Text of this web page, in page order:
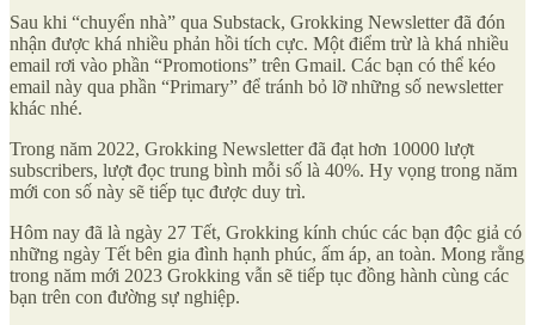
Sau khi “chuyển nhà” qua Substack, Grokking Newsletter đã đón
nhận được khá nhiều phản hồi tích cực. Một điểm trừ là khá nhiều
email rơi vào phần “Promotions” trên Gmail. Các bạn có thể kéo
email này qua phần “Primary” để tránh bỏ lỡ những số newsletter
khác nhé.
Trong năm 2022, Grokking Newsletter đã đạt hơn 10000 lượt
subscribers, lượt đọc trung bình mỗi số là 40%. Hy vọng trong năm
mới con số này sẽ tiếp tục được duy trì.
Hôm nay đã là ngày 27 Tết, Grokking kính chúc các bạn độc giả có
những ngày Tết bên gia đình hạnh phúc, ấm áp, an toàn. Mong rằng
trong năm mới 2023 Grokking vẫn sẽ tiếp tục đồng hành cùng các
bạn trên con đường sự nghiệp.